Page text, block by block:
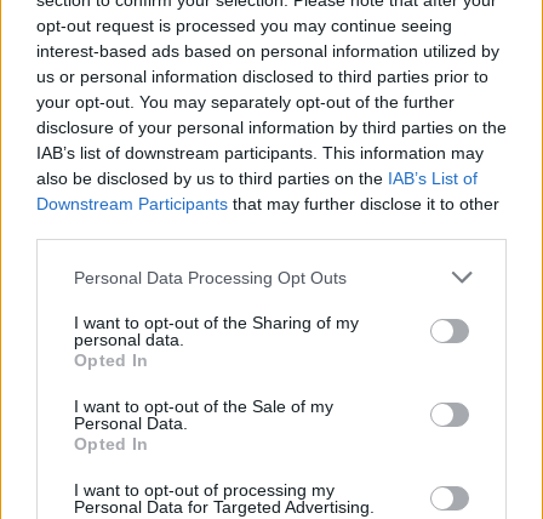
opt-out request is processed you may continue seeing
interest-based ads based on personal information utilized by
us or personal information disclosed to third parties prior to
your opt-out. You may separately opt-out of the further
disclosure of your personal information by third parties on the
IAB’s list of downstream participants. This information may
also be disclosed by us to third parties on the IAB’s List of
Downstream Participants that may further disclose it to other
Personal Data Processing Opt Outs
I want to opt-out of the Sharing of my
personal data.
Opted In
I want to opt-out of the Sale of my
Personal Data.
Opted In
I want to opt-out of processing my
Personal Data for Targeted Advertising.
Ver todas sus letras por orden alfabético
+ German Burgos
Biografía Ranking Fotos Foro
Añadir Letra
Ranking de German Burgos
German Burgosno figura entre los 500 artistas
más apoyados o visitados de esta semana.
¿Apoyar a German Burgos?
0